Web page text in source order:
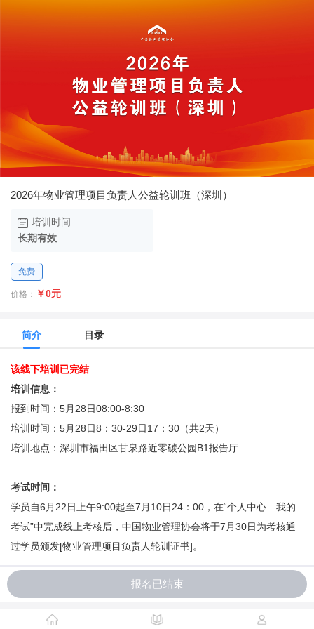
2026年物业管理项目负责人公益轮训班（深圳）
培训时间
长期有效
免费
价格： ￥0元
简介 目录
该线下培训已完结
培训信息：
报到时间：5月28日08:00-8:30
培训时间：5月28日8：30-29日17：30（共2天）
培训地点：深圳市福田区甘泉路近零碳公园B1报告厅
考试时间：
学员自6月22日上午9:00起至7月10日24：00，在“个人中心—我的
考试”中完成线上考核后，中国物业管理协会将于7月30日为考核通
过学员颁发[物业管理项目负责人轮训证书]。
报名已结束